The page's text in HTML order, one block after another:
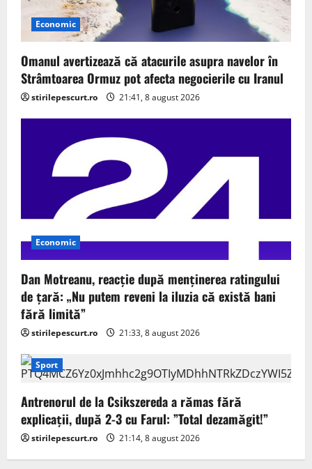
Economic
Omanul avertizează că atacurile asupra navelor în
Strâmtoarea Ormuz pot afecta negocierile cu Iranul
stirilepescurt.ro 21:41, 8 august 2026
Economic
Dan Motreanu, reacție după menținerea ratingului
de țară: „Nu putem reveni la iluzia că există bani
fără limită”
stirilepescurt.ro 21:33, 8 august 2026
Sport
Antrenorul de la Csikszereda a rămas fără
explicații, după 2-3 cu Farul: ”Total dezamăgit!”
stirilepescurt.ro 21:14, 8 august 2026